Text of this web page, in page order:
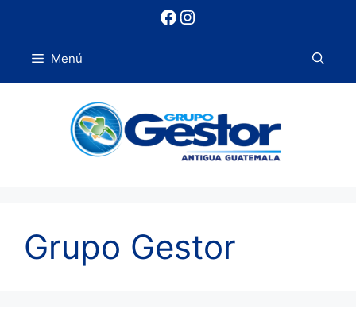
Facebook
Instagram
Menú
Grupo Gestor